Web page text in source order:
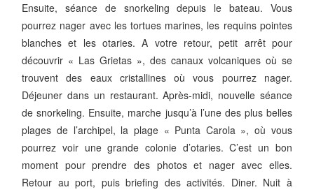
Ensuite, séance de snorkeling depuis le bateau. Vous
pourrez nager avec les tortues marines, les requins pointes
blanches et les otaries. A votre retour, petit arrêt pour
découvrir « Las Grietas », des canaux volcaniques où se
trouvent des eaux cristallines où vous pourrez nager.
Déjeuner dans un restaurant. Après-midi, nouvelle séance
de snorkeling. Ensuite, marche jusqu’à l’une des plus belles
plages de l’archipel, la plage « Punta Carola », où vous
pourrez voir une grande colonie d’otaries. C’est un bon
moment pour prendre des photos et nager avec elles.
Retour au port, puis briefing des activités. Diner. Nuit à